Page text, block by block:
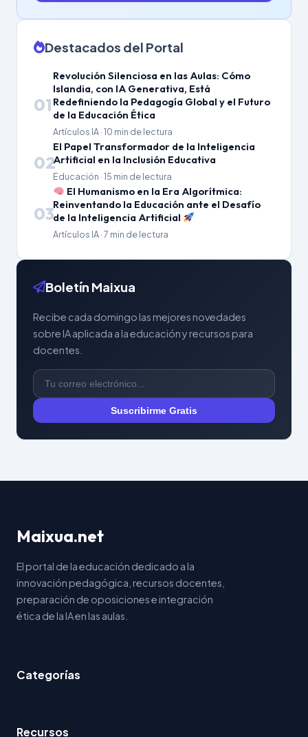
Destacados del Portal
01
Revolución Silenciosa en las Aulas: Cómo
Islandia, con IA Generativa, Está
Redefiniendo la Pedagogía Global y el Futuro
de la Educación Ética
Artículos IA · 10 min de lectura
02
El Papel Transformador de la Inteligencia
Artificial en la Inclusión Educativa
Educación · 15 min de lectura
03
El Humanismo en la Era Algorítmica:
Reinventando la Educación ante el Desafío
de la Inteligencia Artificial
Artículos IA · 7 min de lectura
Boletín Maixua
Recibe cada domingo las mejores novedades
sobre IA aplicada a la educación y recursos para
docentes.
Suscribirme Gratis
Maixua.net
El portal de la educación dedicado a la
innovación pedagógica, recursos docentes,
preparación de oposiciones e integración
ética de la IA en las aulas.
Categorías
Recursos